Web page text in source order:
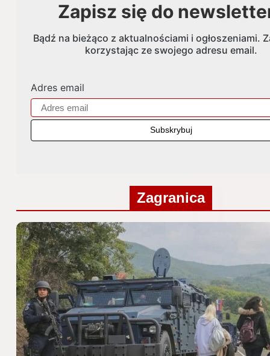
Zapisz się do
Bądź na bieżąco z aktualnościami i ogłoszeniami.
korzystając ze swojego adresu email.
Adres email
Zagranica